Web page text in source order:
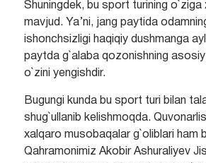
Shuningdek, bu sport turining
mavjud. Ya’ni, jang paytida
ishonchsizligi haqiqiy dushmanga
paytda g`alaba qozonishning
o`zini yengishdir.
Bugungi kunda bu sport turi bilan
shug`ullanib kelishmoqda.
xalqaro musobaqalar g`oliblari ham
Qahramonimiz Akobir Ashuraliyev